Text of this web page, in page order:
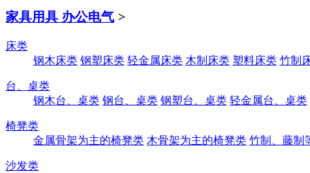
家具用具 办公电气 >
床类
钢木床类 钢塑床类 轻金属床类 木制床类 塑料床类 竹制
台、桌类
钢木台、桌类 钢台、桌类 钢塑台、桌类 轻金属台、桌类
椅凳类
金属骨架为主的椅凳类 木骨架为主的椅凳类 竹制、藤制
沙发类